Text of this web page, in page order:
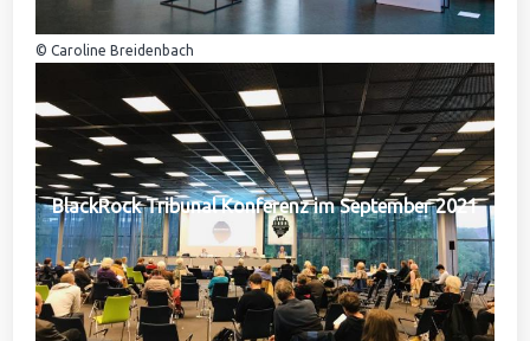
© Caroline Breidenbach
BlackRock Tribunal Konferenz im September 2021